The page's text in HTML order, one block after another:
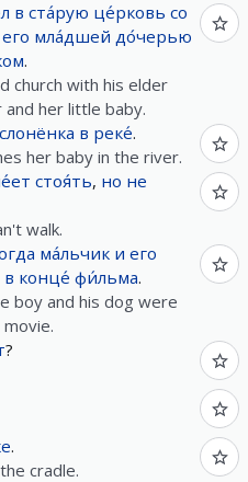
в ста́рую це́рковь со
его мла́дшей до́черью
.
church with his elder
her little baby.
слонёнка в реке́.
her baby in the river.
стоя́ть, но не
walk.
ма́льчик и его
в конце́ фи́льма.
boy and his dog were
?
.
cradle.